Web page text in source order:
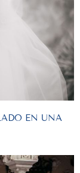
EN UNA